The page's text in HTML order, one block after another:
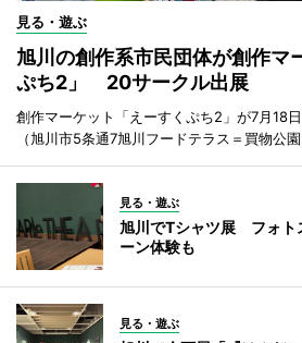
見る・遊ぶ
旭川の創作系市民団体が創作マ
ぷち2」 20サークル出展
創作マーケット「えーすくぷち2」が7月18
（旭川市5条通7旭川フードテラス＝買物公園
見る・遊ぶ
旭川でTシャツ展 フォト
ーン体験も
見る・遊ぶ